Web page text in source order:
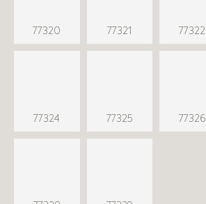
77320 77321 77322
77324 77325 77326